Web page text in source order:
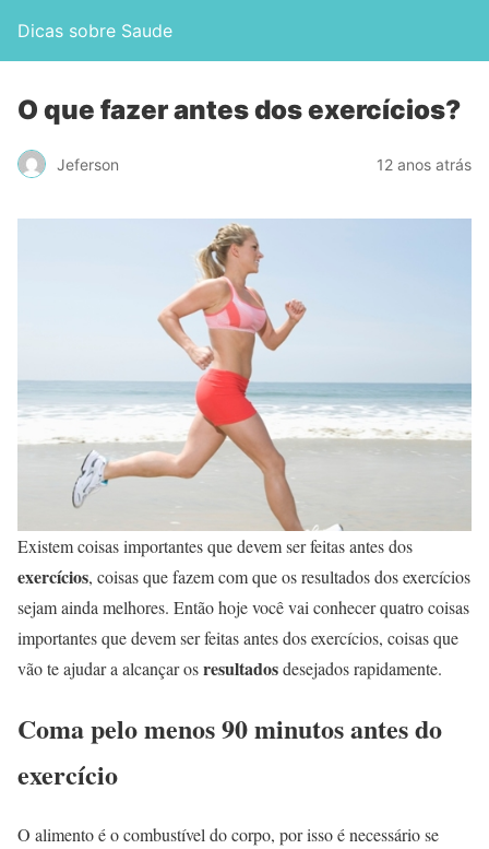
Dicas sobre Saude
O que fazer antes dos exercícios?
Jeferson 12 anos atrás
Existem coisas importantes que devem ser feitas antes dos
exercícios, coisas que fazem com que os resultados dos exercícios
sejam ainda melhores. Então hoje você vai conhecer quatro coisas
importantes que devem ser feitas antes dos exercícios, coisas que
vão te ajudar a alcançar osresultadosdesejados rapidamente.
Coma pelo menos 90 minutos antes do
exercício
O alimento é o combustível do corpo, por isso é necessário se